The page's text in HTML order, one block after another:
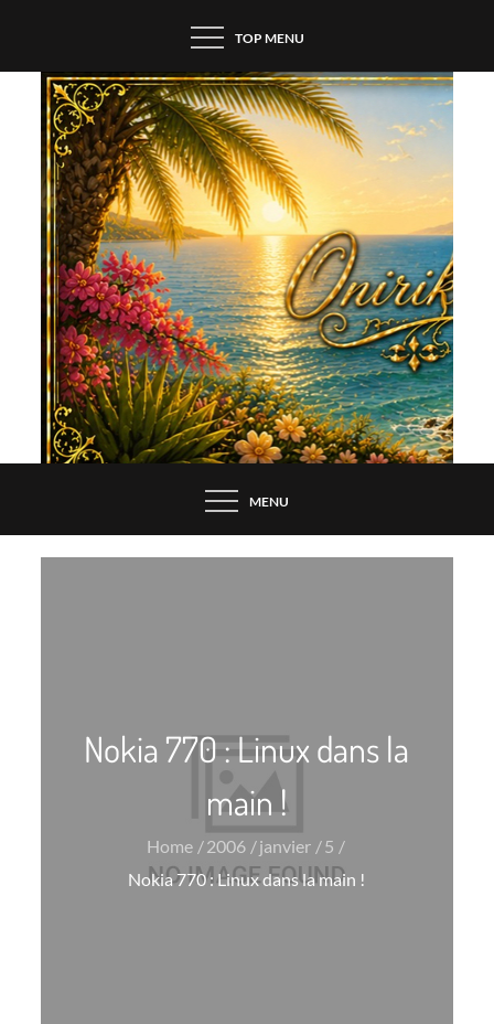
content
TOP MENU
MENU
Nokia 770 : Linux dans la
main !
Home 2006 janvier
5
Nokia 770 : Linux dans la main !